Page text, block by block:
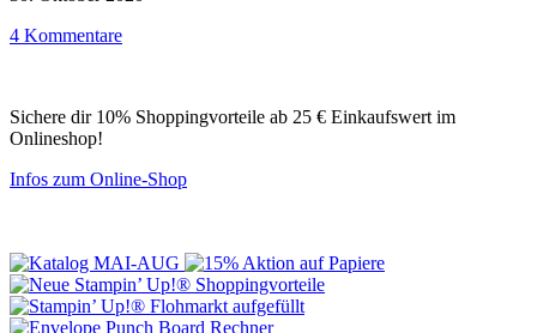
4 Kommentare
Sichere dir 10% Shoppingvorteile ab 25 € Einkaufswert im
Onlineshop!
Infos zum Online-Shop